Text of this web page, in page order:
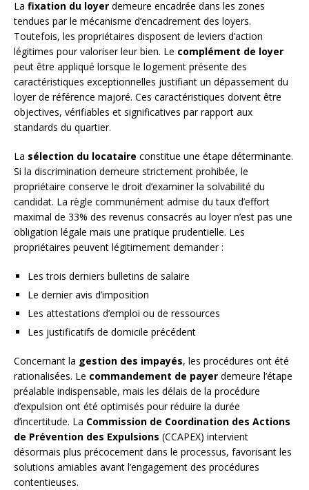
La fixation du loyer demeure encadrée dans les zones
tendues par le mécanisme d’encadrement des loyers.
Toutefois, les propriétaires disposent de leviers d’action
légitimes pour valoriser leur bien. Le complément de loyer
peut être appliqué lorsque le logement présente des
caractéristiques exceptionnelles justifiant un dépassement du
loyer de référence majoré. Ces caractéristiques doivent être
objectives, vérifiables et significatives par rapport aux
standards du quartier.
La sélection du locataire constitue une étape déterminante.
Si la discrimination demeure strictement prohibée, le
propriétaire conserve le droit d’examiner la solvabilité du
candidat. La règle communément admise du taux d’effort
maximal de 33% des revenus consacrés au loyer n’est pas une
obligation légale mais une pratique prudentielle. Les
propriétaires peuvent légitimement demander :
Les trois derniers bulletins de salaire
Le dernier avis d’imposition
Les attestations d’emploi ou de ressources
Les justificatifs de domicile précédent
Concernant la gestion des impayés, les procédures ont été
rationalisées. Le commandement de payer demeure l’étape
préalable indispensable, mais les délais de la procédure
d’expulsion ont été optimisés pour réduire la durée
d’incertitude. La Commission de Coordination des Actions
de Prévention des Expulsions (CCAPEX) intervient
désormais plus précocement dans le processus, favorisant les
solutions amiables avant l’engagement des procédures
contentieuses.